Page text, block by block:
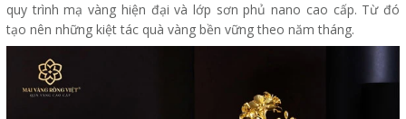
quy trình mạ vàng hiện đại và lớp sơn phủ nano cao cấp. Từ đó
tạo nên những kiệt tác quà vàng bền vững theo năm tháng.